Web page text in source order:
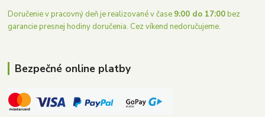
Doručenie v pracovný deň je realizované v čase 9:00 do 17:00bez
garancie presnej hodiny doručenia. Cez víkend nedoručujeme.
Bezpečné online platby